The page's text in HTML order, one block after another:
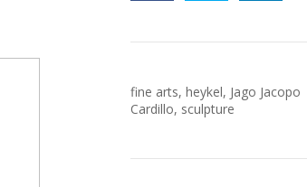
fine arts, heykel, Jago Jacopo
Cardillo, sculpture